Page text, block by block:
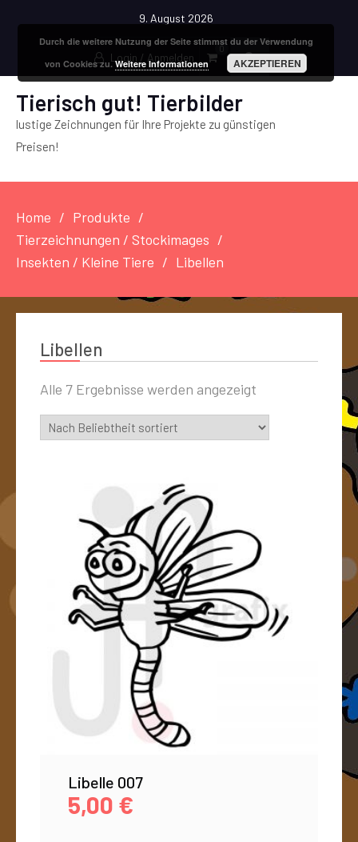
9. August 2026
Login / Anmelden
0
Tierisch gut! Tierbilder
lustige Zeichnungen für Ihre Projekte zu günstigen
Preisen!
Home
Produkte
Tierzeichnungen / Stockimages
Insekten / Kleine Tiere
Libellen
Libellen
Alle 7 Ergebnisse werden angezeigt
Libelle 007
5,00 €
Durch die weitere Nutzung der Seite stimmst du der Verwendung
von Cookies zu.Weitere Informationen AKZEPTIEREN